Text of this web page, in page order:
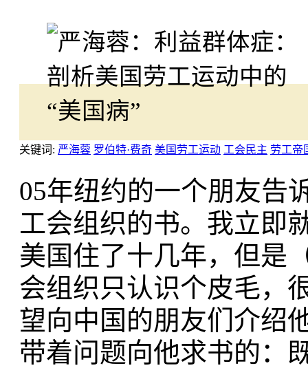
关键词: 严海蓉 罗伯特·费奇 美国劳工运动 工会民主 劳工帝
05年纽约的一个朋友告
工会组织的书。我立即
美国住了十几年，但是
会组织只认识个皮毛，
望向中国的朋友们介绍
带着问题向他求书的：